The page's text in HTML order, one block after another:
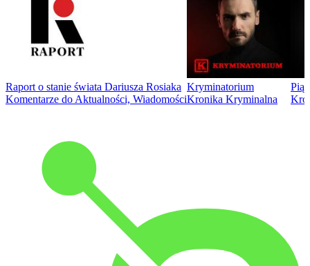
Raport o stanie świata Dariusza Rosiaka
Komentarze do Aktualności, Wiadomości
Kryminatorium
Kronika Kryminalna